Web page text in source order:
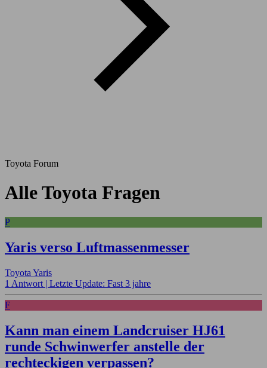
Toyota Forum
Alle Toyota Fragen
P
Yaris verso Luftmassenmesser
Toyota Yaris
1 Antwort | Letzte Update: Fast 3 jahre
F
Kann man einem Landcruiser HJ61
runde Schwinwerfer anstelle der
rechteckigen verpassen?